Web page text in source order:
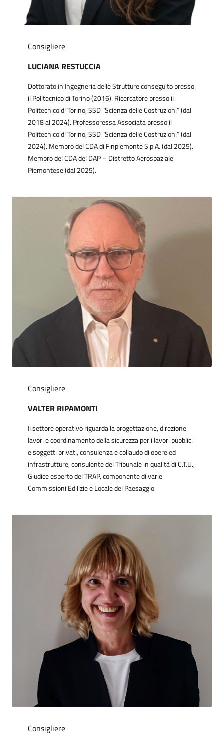
Consigliere
LUCIANA RESTUCCIA
Dottorato in Ingegneria delle Strutture conseguito presso
il Politecnico di Torino (2016). Ricercatore presso il
Politecnico di Torino, SSD “Scienza delle Costruzioni” (dal
2018 al 2024). Professoressa Associata presso il
Politecnico di Torino, SSD “Scienza delle Costruzioni” (dal
2024). Membro del CDA di Finpiemonte S.p.A. (dal 2025).
Membro del CDA del DAP – Distretto Aerospaziale
Piemontese (dal 2025).
Consigliere
VALTER RIPAMONTI
Il settore operativo riguarda la progettazione, direzione
lavori e coordinamento della sicurezza per i lavori pubblici
e soggetti privati, consulenza e collaudo di opere ed
infrastrutture, consulente del Tribunale in qualità di C.T.U.,
Giudice esperto del TRAP, componente di varie
Commissioni Edilizie e Locale del Paesaggio.
Consigliere